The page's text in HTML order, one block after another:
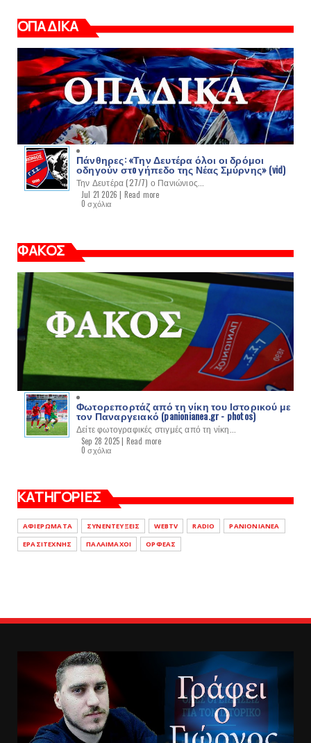
ΟΠΑΔΙΚΑ
Πάνθηρες: «Την Δευτέρα όλοι οι δρόμοι
οδηγούν στo γήπεδο της Νέας Σμύρνης» (vid)
Την Δευτέρα (27/7) ο Πανιώνιος...
Jul 21 2026 | Read more
0 σχόλια
ΦΑΚΟΣ
Φωτορεπορτάζ από τη νίκη του Ιστορικού με
τον Παναργειακό (panionianea.gr - photos)
Δείτε φωτογραφικές στιγμές από τη νίκη...
Sep 28 2025 | Read more
0 σχόλια
ΚΑΤΗΓΟΡΙΕΣ
ΑΦΙΕΡΩΜΑΤΑ ΣΥΝΕΝΤΕΥΞΕΙΣ WEBTV RADIO
PANIONIANEA
ΕΡΑΣΙΤΕΧΝΗΣ
ΠΑΛΑΙΜΑΧΟΙ ΟΡΦΕΑΣ